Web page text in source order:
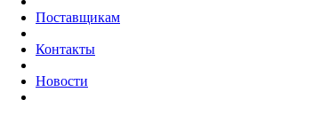
Поставщикам
Контакты
Новости